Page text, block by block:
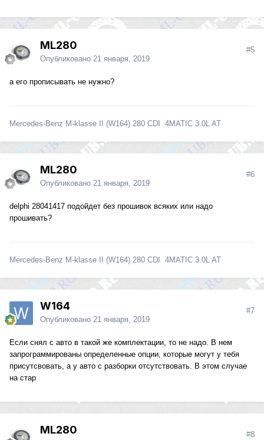
ML280
Опубликовано 21 января, 2019
#5
а его прописывать не нужно?
Mercedes-Benz M-klasse II (W164) 280 CDI 4MATIC 3.0L AT
ML280
Опубликовано 21 января, 2019
#6
delphi 28041417 подойдет без прошивок всяких или надо
прошивать?
Mercedes-Benz M-klasse II (W164) 280 CDI 4MATIC 3.0L AT
W164
Опубликовано 21 января, 2019
#7
Если снял с авто в такой же комплектации, то не надо. В нем
запрограммированы определенные опции, которые могут у тебя
присутсвовать, а у авто с разборки отсутствовать. В этом случае
на стар
ML280 #8